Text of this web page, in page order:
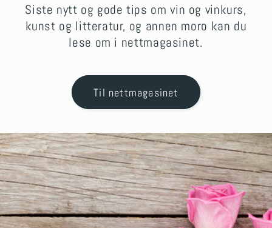
Siste nytt og gode tips om vin og vinkurs,
kunst og litteratur, og annen moro kan du
lese om i nettmagasinet.
Til nettmagasinet